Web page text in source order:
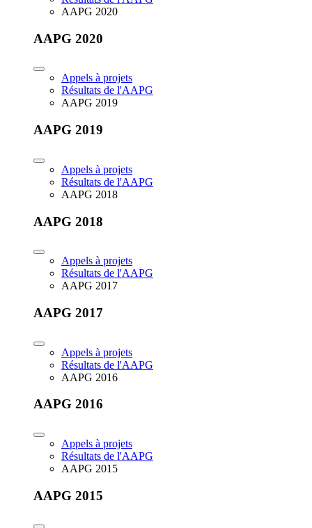
AAPG 2020
AAPG 2020
Appels à projets
Résultats de l'AAPG
AAPG 2019
AAPG 2019
Appels à projets
Résultats de l'AAPG
AAPG 2018
AAPG 2018
Appels à projets
Résultats de l'AAPG
AAPG 2017
AAPG 2017
Appels à projets
Résultats de l'AAPG
AAPG 2016
AAPG 2016
Appels à projets
Résultats de l'AAPG
AAPG 2015
AAPG 2015